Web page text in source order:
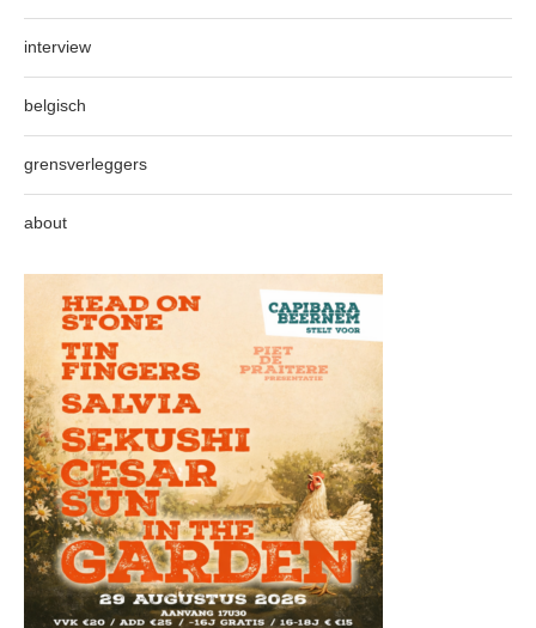
interview
belgisch
grensverleggers
about